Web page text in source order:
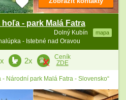
- park Malá Fatra
Dolný Kubín mapa
- Istebné nad Oravou
2x
Ceník
ZDE
Národní park Malá Fatra - Slovensko“